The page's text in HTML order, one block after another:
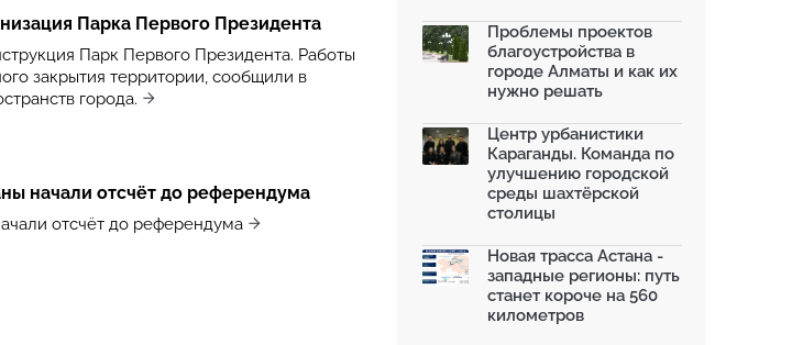
Парка Первого Президента
Парк Первого Президента. Работы
закрытия территории, сообщили в
города.
начали отсчёт до референдума
отсчёт до референдума
Проблемы проектов
благоустройства в
городе Алматы и как их
нужно решать
Центр урбанистики
Караганды. Команда по
улучшению городской
среды шахтёрской
столицы
Новая трасса Астана -
западные регионы: путь
станет короче на 560
километров